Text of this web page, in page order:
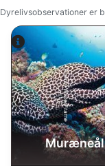
Dyrelivsobservationer er
Alamy-WaterFrame
Muræneål